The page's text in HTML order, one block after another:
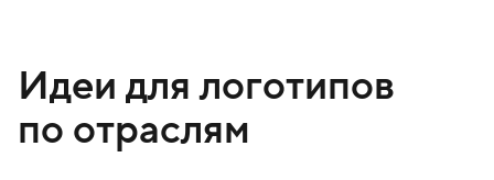
Идеи для логотипов
по отраслям